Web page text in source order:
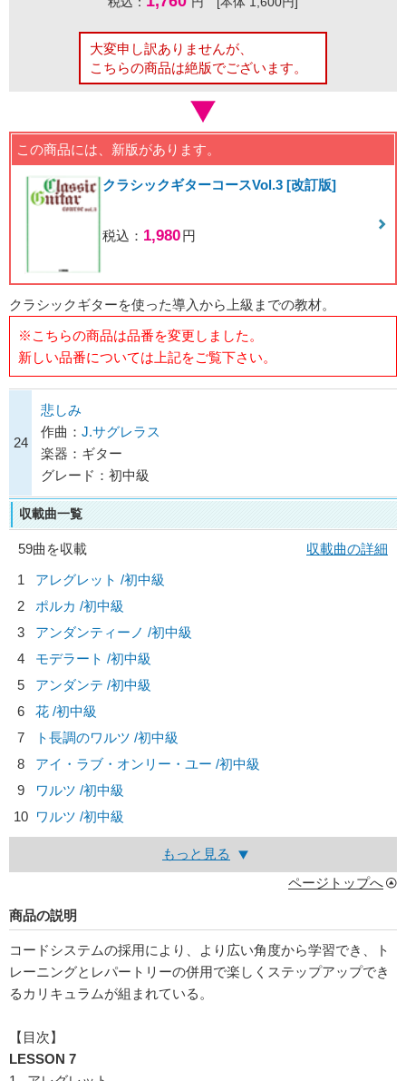
大変申し訳ありませんが、
こちらの商品は絶版でございます。
この商品には、新版があります。
クラシックギターコースVol.3 [改訂版]
税込： 1,980円
クラシックギターを使った導入から上級までの教材。
※こちらの商品は品番を変更しました。
新しい品番については上記をご覧下さい。
24
悲しみ
作曲： J.サグレラス
楽器：ギター
グレード：初中級
収載曲一覧
59曲を収載
収載曲の詳細
1
アレグレット /初中級
2
ポルカ /初中級
3
アンダンティーノ /初中級
4
モデラート /初中級
5
アンダンテ /初中級
6
花 /初中級
7
ト長調のワルツ /初中級
8
アイ・ラブ・オンリー・ユー /初中級
9
ワルツ /初中級
10 ワルツ /初中級
もっと見る
ページトップへ
商品の説明
コードシステムの採用により、より広い角度から学習でき、ト
レーニングとレパートリーの併用で楽しくステップアップでき
るカリキュラムが組まれている。
【目次】
LESSON 7